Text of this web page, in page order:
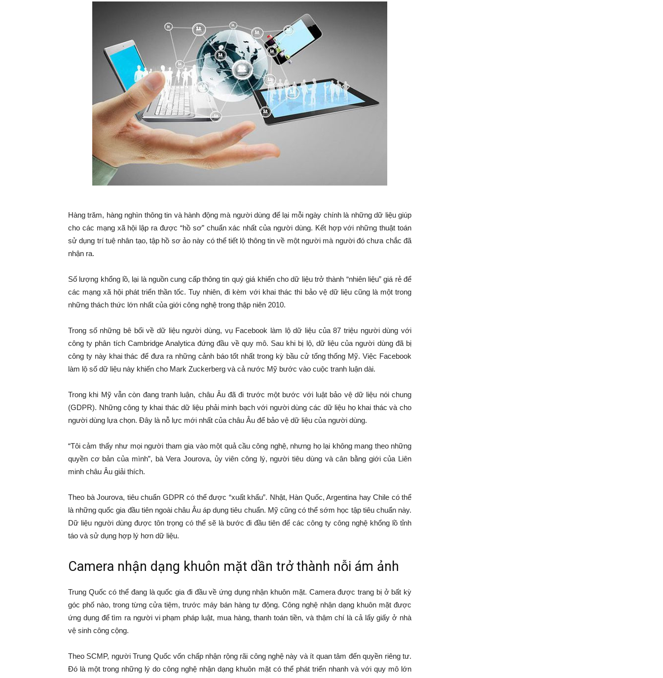
Hàng trăm, hàng nghìn thông tin và hành động mà người dùng để lại mỗi ngày chính là những dữ liệu giúp
cho các mạng xã hội lập ra được “hồ sơ” chuẩn xác nhất của người dùng. Kết hợp với những thuật toán
sử dụng trí tuệ nhân tạo, tập hồ sơ ảo này có thể tiết lộ thông tin về một người mà người đó chưa chắc đã
nhận ra.
Số lượng khổng lồ, lại là nguồn cung cấp thông tin quý giá khiến cho dữ liệu trở thành “nhiên liệu” giá rẻ để
các mạng xã hội phát triển thần tốc. Tuy nhiên, đi kèm với khai thác thì bảo vệ dữ liệu cũng là một trong
những thách thức lớn nhất của giới công nghệ trong thập niên 2010.
Trong số những bê bối về dữ liệu người dùng, vụ Facebook làm lộ dữ liệu của 87 triệu người dùng với
công ty phân tích Cambridge Analytica đứng đầu về quy mô. Sau khi bị lộ, dữ liệu của người dùng đã bị
công ty này khai thác để đưa ra những cảnh báo tốt nhất trong kỳ bầu cử tổng thống Mỹ. Việc Facebook
làm lộ số dữ liệu này khiến cho Mark Zuckerberg và cả nước Mỹ bước vào cuộc tranh luận dài.
Trong khi Mỹ vẫn còn đang tranh luận, châu Âu đã đi trước một bước với luật bảo vệ dữ liệu nói chung
(GDPR). Những công ty khai thác dữ liệu phải minh bạch với người dùng các dữ liệu họ khai thác và cho
người dùng lựa chọn. Đây là nỗ lực mới nhất của châu Âu để bảo vệ dữ liệu của người dùng.
“Tôi cảm thấy như mọi người tham gia vào một quả cầu công nghệ, nhưng họ lại không mang theo những
quyền cơ bản của mình”, bà Vera Jourova, ủy viên công lý, người tiêu dùng và cân bằng giới của Liên
minh châu Âu giải thích.
Theo bà Jourova, tiêu chuẩn GDPR có thể được “xuất khẩu”. Nhật, Hàn Quốc, Argentina hay Chile có thể
là những quốc gia đầu tiên ngoài châu Âu áp dụng tiêu chuẩn. Mỹ cũng có thể sớm học tập tiêu chuẩn này.
Dữ liệu người dùng được tôn trọng có thể sẽ là bước đi đầu tiên để các công ty công nghệ khổng lồ tỉnh
táo và sử dụng hợp lý hơn dữ liệu.
Camera nhận dạng khuôn mặt dần trở thành nỗi ám ảnh
Trung Quốc có thể đang là quốc gia đi đầu về ứng dụng nhận khuôn mặt. Camera được trang bị ở bất kỳ
góc phố nào, trong từng cửa tiệm, trước máy bán hàng tự động. Công nghệ nhận dạng khuôn mặt được
ứng dụng để tìm ra người vi phạm pháp luật, mua hàng, thanh toán tiền, và thậm chí là cả lấy giấy ở nhà
vệ sinh công cộng.
Theo SCMP, người Trung Quốc vốn chấp nhận rộng rãi công nghệ này và ít quan tâm đến quyền riêng tư.
Đó là một trong những lý do công nghệ nhận dạng khuôn mặt có thể phát triển nhanh và với quy mô lớn